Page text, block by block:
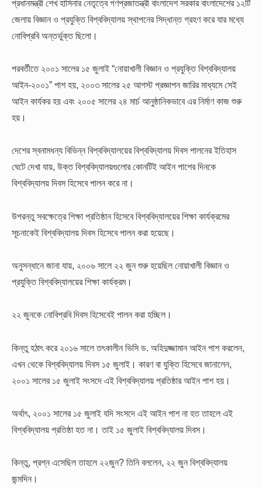
প্রধানমন্ত্রী শেখ হাসিনার নেতৃত্বে গণপ্রজাতন্ত্রী বাংলাদেশ সরকার বাংলাদেশের ১২টি
জেলায় বিজ্ঞান ও প্রযুক্তি বিশ্ববিদ্যালয় স্থাপনের সিদ্ধান্ত গ্রহণ করে যার মধ্যে
নোবিপ্রবি অন্তর্ভুক্ত ছিলো।
পরবর্তীতে ২০০১ সালের ১৫ জুলাই “নোয়াখালী বিজ্ঞান ও প্রযুক্তি বিশ্ববিদ্যালয়
আইন-২০০১” পাশ হয়, ২০০৩ সালের ২৫ আগস্ট প্রজ্ঞাপন জারির মাধ্যমে সেই
আইন কার্যকর হয় এবং ২০০৫ সালের ২৪ মার্চ আনুষ্ঠানিকভাবে এর নির্মাণ কাজ শুরু
হয়।
দেশের স্বনামধন্য বিভিন্ন বিশ্ববিদ্যালয়ের বিশ্ববিদ্যালয় দিবস পালনের ইতিহাস
ঘেটে দেখা যায়, উক্ত বিশ্ববিদ্যালয়গুলোর কোনটিই আইন পাশের দিনকে
বিশ্ববিদ্যালয় দিবস হিসেবে পালন করে না।
উপরন্তু সবক্ষেত্রে শিক্ষা প্রতিষ্ঠান হিসেবে বিশ্ববিদ্যালয়ের শিক্ষা কার্যক্রমের
সূচনাকেই বিশ্ববিদ্যালয় দিবস হিসেবে পালন করা হয়েছে।
অনুসন্ধানে জানা যায়, ২০০৬ সালে ২২ জুন শুরু হয়েছিল নোয়াখালী বিজ্ঞান ও
প্রযুক্তি বিশ্ববিদ্যালয়ের শিক্ষা কার্যক্রম।
২২ জুনকে নোবিপ্রবি দিবস হিসেবেই পালন করা হচ্ছিল।
কিন্তু হঠাৎ করে ২০১৬ সালে তৎকালীন ভিসি ড. অহিদুজ্জামান আইন পাশ করলেন,
এখন থেকে বিশ্ববিদ্যালয় দিবস ১৫ জুলাই। কারণ বা যুক্তি হিসেবে জানালেন,
২০০১ সালের ১৫ জুলাই সংসদে এই বিশ্ববিদ্যালয় প্রতিষ্ঠার আইন পাশ হয়।
অর্থাৎ, ২০০১ সালের ১৫ জুলাই যদি সংসদে এই আইন পাশ না হত তাহলে এই
বিশ্ববিদ্যালয় প্রতিষ্ঠা হত না। তাই ১৫ জুলাই বিশ্ববিদ্যালয় দিবস।
কিন্তু, প্রশ্ন এসেছিল তাহলে ২২জুন? তিনি বললেন, ২২ জুন বিশ্ববিদ্যালয়
জন্মদিন।